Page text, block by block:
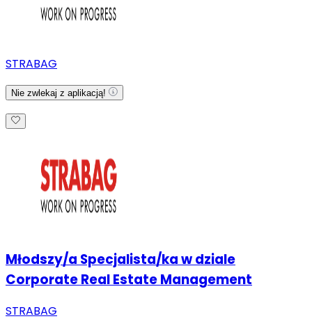
STRABAG
Nie zwlekaj z aplikacją!
Młodszy/a Specjalista/ka w dziale
Corporate Real Estate Management
STRABAG